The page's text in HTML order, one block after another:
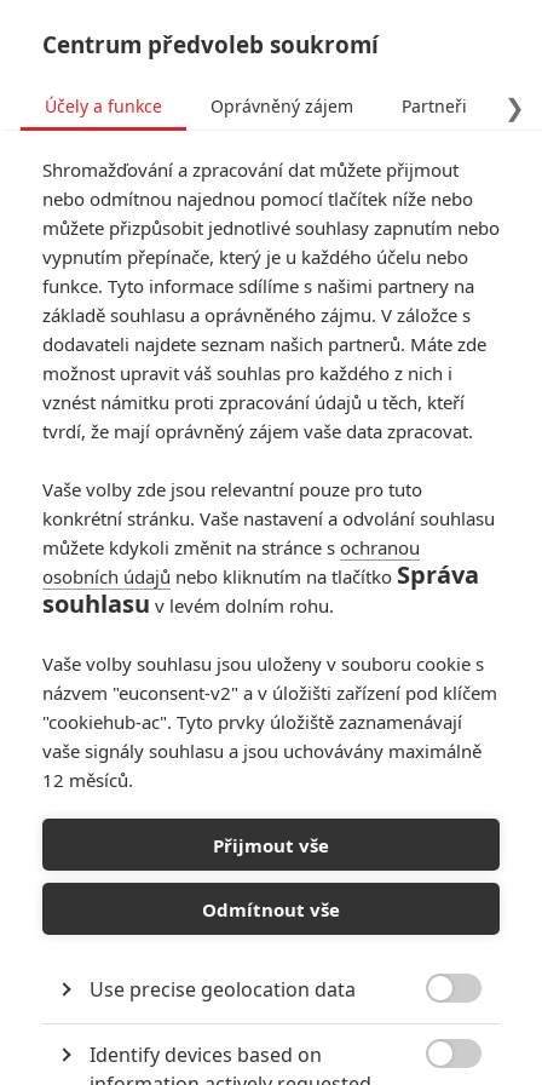
Krotitelé duchů na Blu-ray
vyjdou v prodlouženém
sestřihu
Napsal:Petr Slavík - (Anarvin), 31.08.2016 21:06
Zobrazit další 2 obrázky
Fandové Krotitelek dostanou na domácím videu delší
verzi filmu.
Příznivci budou mít radost, odpůrci se budou děsit:
který má zhruba čtvrt hodiny navíc oproti verzi, která se
v rozhovoru uvedl, že jde jak o scény, které byly dokončené,
Centrum předvoleb soukromí
❯
Účely a funkce Oprávněný zájem Partneři
Shromažďování a zpracování dat můžete přijmout
nebo odmítnou najednou pomocí tlačítek níže nebo
můžete přizpůsobit jednotlivé souhlasy zapnutím nebo
vypnutím přepínače, který je u každého účelu nebo
funkce. Tyto informace sdílíme s našimi partnery na
základě souhlasu a oprávněného zájmu. V záložce s
dodavateli najdete seznam našich partnerů. Máte zde
možnost upravit váš souhlas pro každého z nich i
vznést námitku proti zpracování údajů u těch, kteří
tvrdí, že mají oprávněný zájem vaše data zpracovat.
Vaše volby zde jsou relevantní pouze pro tuto
konkrétní stránku. Vaše nastavení a odvolání souhlasu
můžete kdykoli změnit na stránce s ochranou
osobních údajů nebo kliknutím na tlačítko Správa
souhlasu v levém dolním rohu.
Vaše volby souhlasu jsou uloženy v souboru cookie s
názvem "euconsent-v2" a v úložišti zařízení pod klíčem
"cookiehub-ac". Tyto prvky úložiště zaznamenávají
vaše signály souhlasu a jsou uchovávány maximálně
12 měsíců.
Přijmout vše
Odmítnout vše
Use precise geolocation data
Identify devices based on